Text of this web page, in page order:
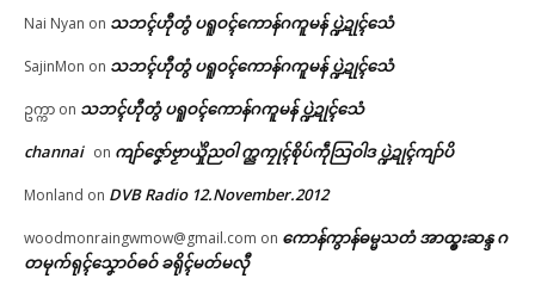
ဗွဳဒဳယဵု
ကေတ်အဆက်
In "လိက်ပရေၚ်"
က်ဂၠေၚ်ဝန်ပၞာန်ကဵု ပြသၞာတမ်ရိုဟ်
ပရေၚ်ဂကူ
May 25, 2026
In "လိက်ပရေၚ်"
Nai Nyan on သဘၚ်ဟီုတွံ ပရူဝၚ်ကောန်ဂကူမန် ပ္ဍဲဍုၚ်သေံ
SajinMon on သဘၚ်ဟီုတွံ ပရူဝၚ်ကောန်ဂကူမန် ပ္ဍဲဍုၚ်သေံ
ဥက္ကာ on သဘၚ်ဟီုတွံ ပရူဝၚ်ကောန်ဂကူမန် ပ္ဍဲဍုၚ်သေံ
channai on ကျာ်ဇၞော်ဗၟာယှိုဲညဝါ က္ညကၠုၚ်စိုပ်ကဵုသြဝါဒ ပ္ဍဲဍုၚ်ကျာ်ပိ
Monland on DVB Radio 12.November.2012
woodmonraingwmow@gmail.com on ကောန်ကွာန်ဓမ္မသတံ အာထ္ၜးဆန္ဒ ဂ
တမုက်ရုၚ်သၞောဝ်ဓဝ် ခရိုၚ်မတ်မလီု